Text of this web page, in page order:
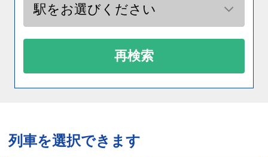
再検索
列車を選択できます